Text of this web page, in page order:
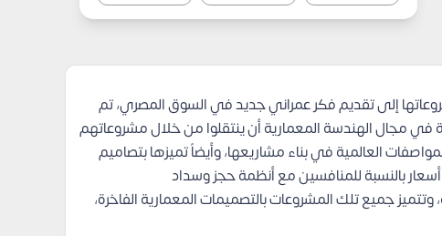
إلى تقديم فكر عمراني جديد في السوق المصري، تم
في مجال الهندسة المعمارية أن ينتقلوا من خلال مشروعاتهم
العالمية في بناء مشاريعها، وأيضاً تميزها بتصاميم
أسعار بالنسبة للمنافسين مع أنظمة حجز وسداد
جميع تلك المشروعات بالتصميمات المعمارية الفاخرة،